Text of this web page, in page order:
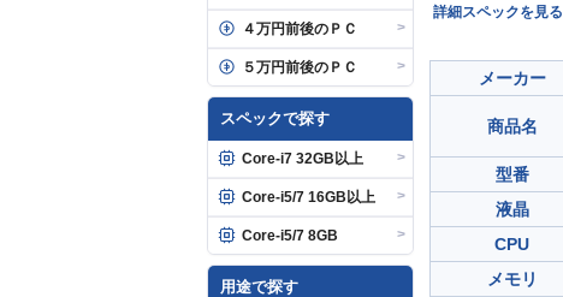
４万円前後のＰＣ >
５万円前後のＰＣ >
スペックで探す
Core-i7 32GB以上 >
Core-i5/7 16GB以上 >
Core-i5/7 8GB >
用途で探す
詳細スペックを見る
メーカー
商品名
型番
液晶
CPU
メモリ